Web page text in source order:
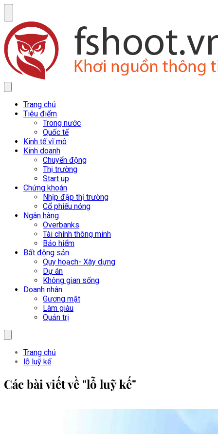
Trang chủ
Tiêu điểm
Trong nước
Quốc tế
Kinh tế vĩ mô
Kinh doanh
Chuyển động
Thị trường
Start up
Chứng khoán
Nhịp đập thị trường
Cổ phiếu nóng
Ngân hàng
Overbanks
Tài chính thông minh
Bảo hiểm
Bất động sản
Quy hoạch- Xây dựng
Dự án
Không gian sống
Doanh nhân
Gương mặt
Làm giàu
Quản trị
Trang chủ
lỗ luỹ kế
Các bài viết về "lỗ luỹ kế"